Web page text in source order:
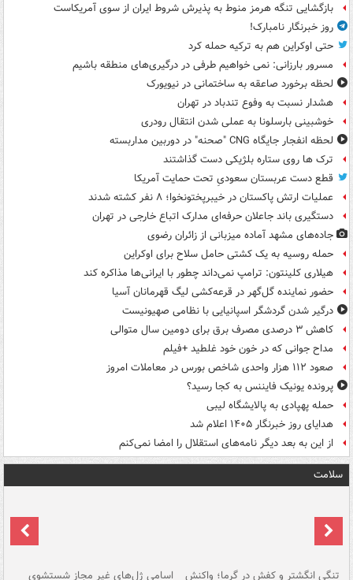
بازگشایی تنگه هرمز منوط به پذیرش شروط ایران از سوی آمریکاست
روز خبرنگار نامبارک!
حتی اوکراین هم به ترکیه حمله کرد
مسرور بارزانی: نمی خواهیم طرفی در درگیری‌های منطقه باشیم
لحظه برخورد صاعقه به ساختمانی در نیویورک
هشدار نسبت به وفوع تندباد در تهران
خوشبینی بارسلونا به عملی شدن انتقال رودری
لحظه انفجار جایگاه CNG "صحنه" در دوربین مداربسته
ترک ها روی ستاره بلژیکی دست گذاشتند
قطع دست عربستان سعودیِ تحت حمایت آمریکا
عملیات ارتش پاکستان در خیبرپختونخوا؛ ۸ نفر کشته شدند
دستگیری باند جاعلان حرفه‌ای مدارک اتباع خارجی در تهران
جاده‌های مشهد آماده میزبانی از زائران رضوی
حمله روسیه به یک کشتی حامل سلاح برای اوکراین
هیلاری کلینتون: ترامپ نمی‌داند چطور با ایرانی‌ها مذاکره کند
حضور نماینده گل‌گهر در قرعه‌کشی لیگ قهرمانان آسیا
درگیر شدن گردشگر اسپانیایی با نظامی صهیونیست
کاهش ۳ درصدی مصرف برق برای دومین سال متوالی
مداح جوانی که در خون خود غلطید +فیلم
صعود ۱۱۲ هزار واحدی شاخص بورس در معاملات امروز
پرونده یونیک فایننس به کجا رسید؟
حمله پهپادی به پالایشگاه لیبی
هدایای روز خبرنگار ۱۴۰۵ اعلام شد
از این به بعد دیگر نامه‌های استقلال را امضا نمی‌کنم
سلامت
تنگی انگشتر و کفش در گرما؛ واکنش اسامی ژل‌های غیر مجاز شستشوی